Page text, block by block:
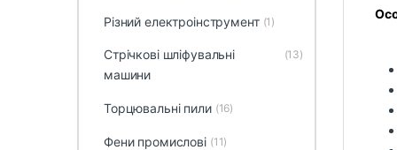
О
Різний електроінструмент (1)
Стрічкові шліфувальні
машини
(13)
Торцювальні пили (16)
Фени промислові (11)